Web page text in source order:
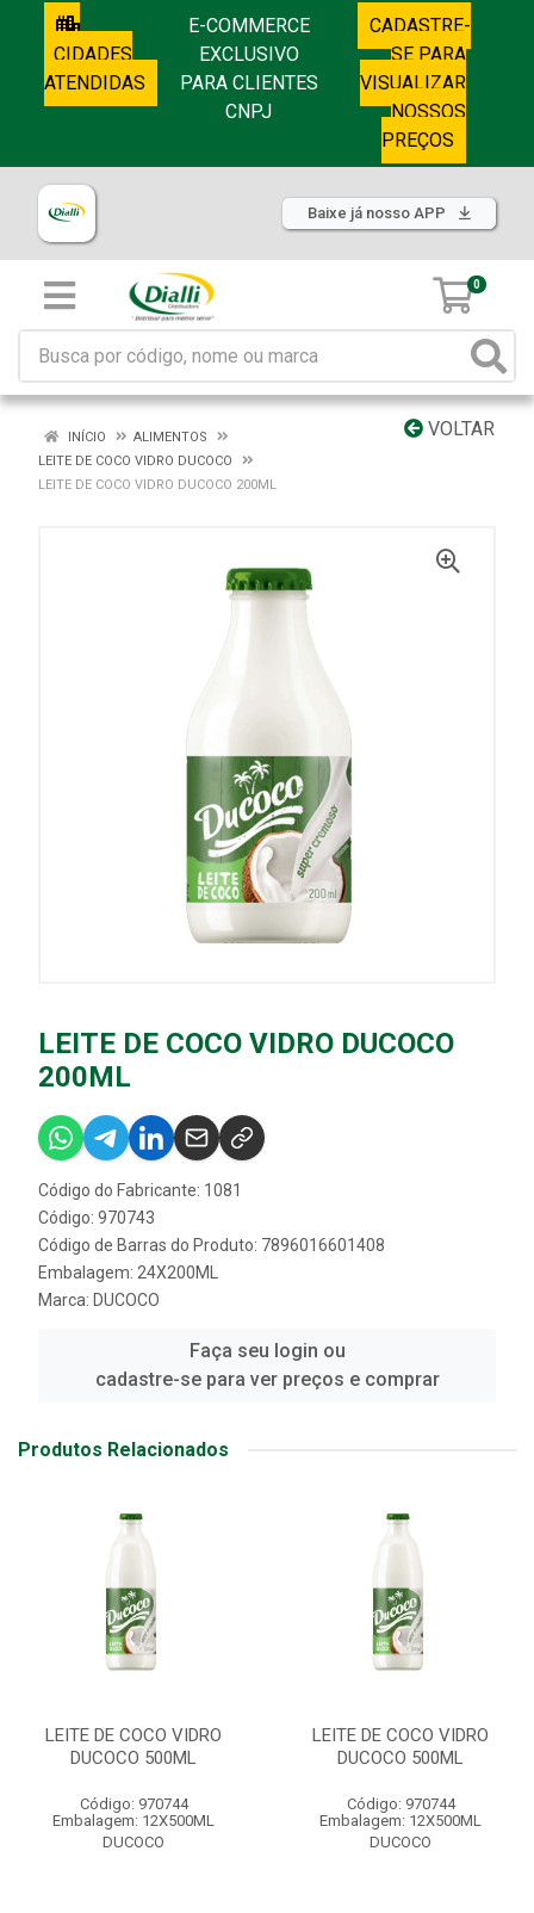
CIDADES
ATENDIDAS
E-COMMERCE
EXCLUSIVO
PARA CLIENTES
CNPJ
CADASTRE-
SE PARA
VISUALIZAR
NOSSOS
PREÇOS
Baixe já nosso APP
0
VOLTAR
INÍCIO
ALIMENTOS
LEITE DE COCO VIDRO DUCOCO
LEITE DE COCO VIDRO DUCOCO 200ML
LEITE DE COCO VIDRO DUCOCO
200ML
Código do Fabricante: 1081
Código: 970743
Código de Barras do Produto: 7896016601408
Embalagem: 24X200ML
Marca: DUCOCO
Faça seu login ou
cadastre-se para ver preços e comprar
Produtos Relacionados
LEITE DE COCO VIDRO
DUCOCO 500ML
Código: 970744
Embalagem: 12X500ML
DUCOCO
LEITE DE COCO VIDRO
DUCOCO 500ML
Código: 970744
Embalagem: 12X500ML
DUCOCO